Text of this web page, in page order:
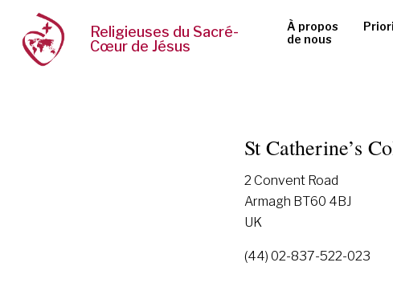
Religieuses du Sacré-
Cœur de Jésus
À propos
de nous
St Catherine’s
2 Convent Road
Armagh BT60 4BJ
UK
(44) 02-837-522-023